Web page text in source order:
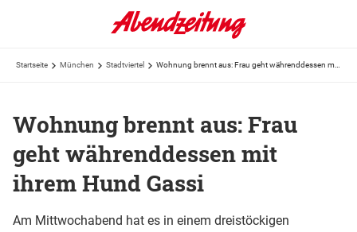
Startseite München Stadtviertel
Wohnung brennt aus: Frau
geht währenddessen mit
ihrem Hund Gassi
Am Mittwochabend hat es in einem dreistöckigen